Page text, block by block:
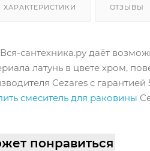
ХАРАКТЕРИСТИКИ ОТЗЫВЫ
сантехника.ру даёт
латунь в цвете хром,
Cezares с гарантией
смеситель для раковины
понравиться